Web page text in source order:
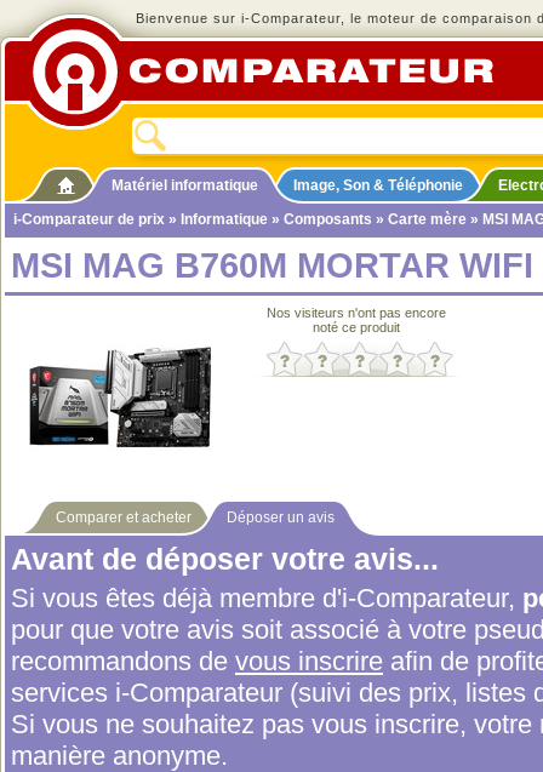
Bienvenue sur i-Comparateur, le moteur de comparaison
Matériel informatique Image, Son & Téléphonie
i-Comparateur de prix » Informatique » Composants » Carte mère » MSI
MSI MAG B760M MORTAR WIFI
Nos visiteurs n'ont pas encore
noté ce produit
Comparer et acheter Déposer un avis
Avant de déposer votre avis...
Si vous êtes déjà membre d'i-Comparateur,
pour que votre avis soit associé à votre
recommandons de vous inscrire afin de
services i-Comparateur (suivi des prix, listes
Si vous ne souhaitez pas vous inscrire,
manière anonyme.